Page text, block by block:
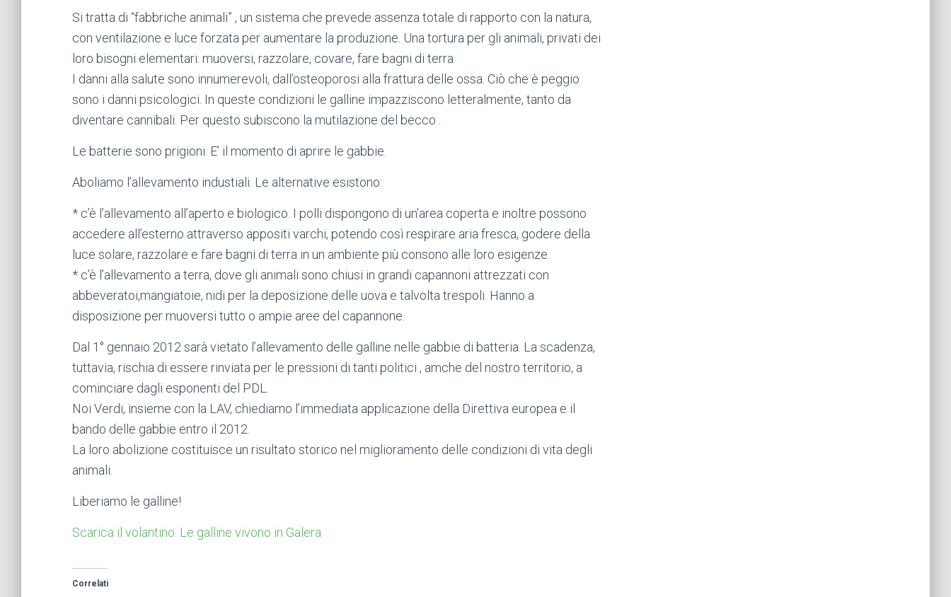
Si tratta di “fabbriche animali” , un sistema che prevede assenza totale di rapporto con la natura,
con ventilazione e luce forzata per aumentare la produzione. Una tortura per gli animali, privati dei
loro bisogni elementari: muoversi, razzolare, covare, fare bagni di terra.
I danni alla salute sono innumerevoli, dall’osteoporosi alla frattura delle ossa. Ciò che è peggio
sono i danni psicologici. In queste condizioni le galline impazziscono letteralmente, tanto da
diventare cannibali. Per questo subiscono la mutilazione del becco .
Le batterie sono prigioni. E’ il momento di aprire le gabbie.
Aboliamo l’allevamento industiali. Le alternative esistono:
* c’è l’allevamento all’aperto e biologico. I polli dispongono di un’area coperta e inoltre possono
accedere all’esterno attraverso appositi varchi, potendo così respirare aria fresca, godere della
luce solare, razzolare e fare bagni di terra in un ambiente più consono alle loro esigenze.
* c’è l’allevamento a terra, dove gli animali sono chiusi in grandi capannoni attrezzati con
abbeveratoi,mangiatoie, nidi per la deposizione delle uova e talvolta trespoli. Hanno a
disposizione per muoversi tutto o ampie aree del capannone.
Dal 1° gennaio 2012 sarà vietato l’allevamento delle galline nelle gabbie di batteria. La scadenza,
tuttavia, rischia di essere rinviata per le pressioni di tanti politici , amche del nostro territorio, a
cominciare dagli esponenti del PDL.
Noi Verdi, insieme con la LAV, chiediamo l’immediata applicazione della Direttiva europea e il
bando delle gabbie entro il 2012.
La loro abolizione costituisce un risultato storico nel miglioramento delle condizioni di vita degli
animali.
Liberiamo le galline!
Scarica il volantino: Le galline vivono in Galera
Correlati